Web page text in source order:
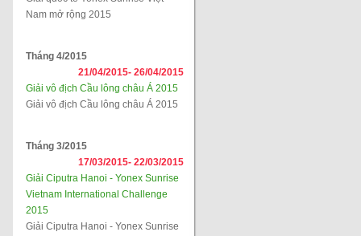
Nam mở rộng 2015
Tháng 4/2015
21/04/2015- 26/04/2015
Giải vô địch Cầu lông châu Á 2015
Giải vô địch Cầu lông châu Á 2015
Tháng 3/2015
17/03/2015- 22/03/2015
Giải Ciputra Hanoi - Yonex Sunrise
Vietnam International Challenge
2015
Giải Ciputra Hanoi - Yonex Sunrise